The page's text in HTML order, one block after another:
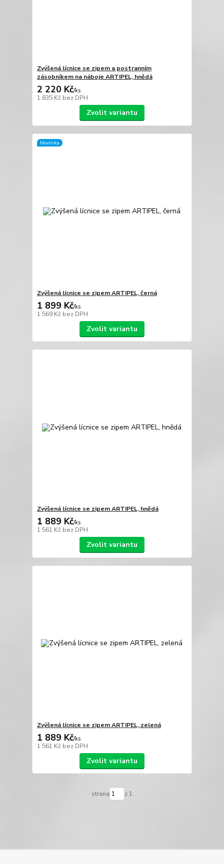
Zvýšená lícnice se zipem a postranním
zásobníkem na náboje ARTIPEL, hnědá
2 220 Kč/ks
1 835 Kč bez DPH
Zvolit variantu
Novinka
Zvýšená lícnice se zipem ARTIPEL, černá
1 899 Kč/ks
1 569 Kč bez DPH
Zvolit variantu
Zvýšená lícnice se zipem ARTIPEL, hnědá
1 889 Kč/ks
1 561 Kč bez DPH
Zvolit variantu
Zvýšená lícnice se zipem ARTIPEL, zelená
1 889 Kč/ks
1 561 Kč bez DPH
Zvolit variantu
strana z 1